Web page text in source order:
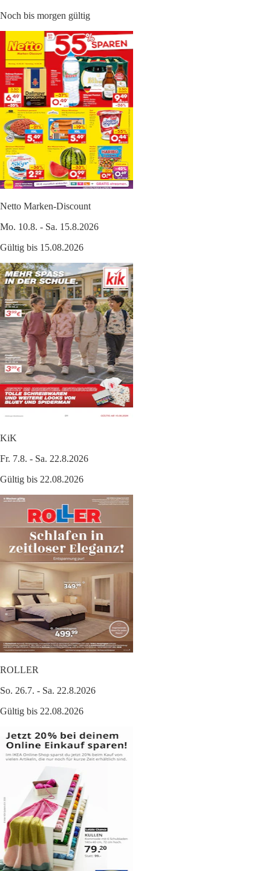
Noch bis morgen gültig
Netto Marken-Discount
Mo. 10.8. - Sa. 15.8.2026
Gültig bis 15.08.2026
KiK
Fr. 7.8. - Sa. 22.8.2026
Gültig bis 22.08.2026
ROLLER
So. 26.7. - Sa. 22.8.2026
Gültig bis 22.08.2026